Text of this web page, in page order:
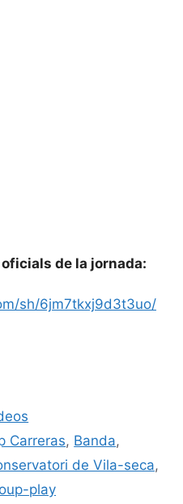
de la jornada:
sh/6jm7tkxj9d3t3uo/
Carreras, Banda,
de Vila-seca,
play